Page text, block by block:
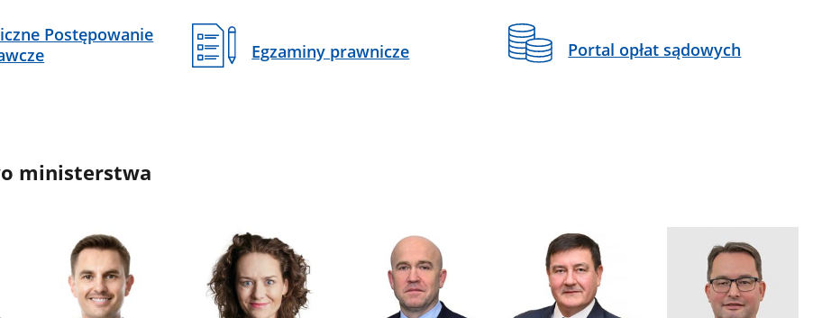
Postępowanie
Egzaminy prawnicze Portal opłat sądowych
ministerstwa